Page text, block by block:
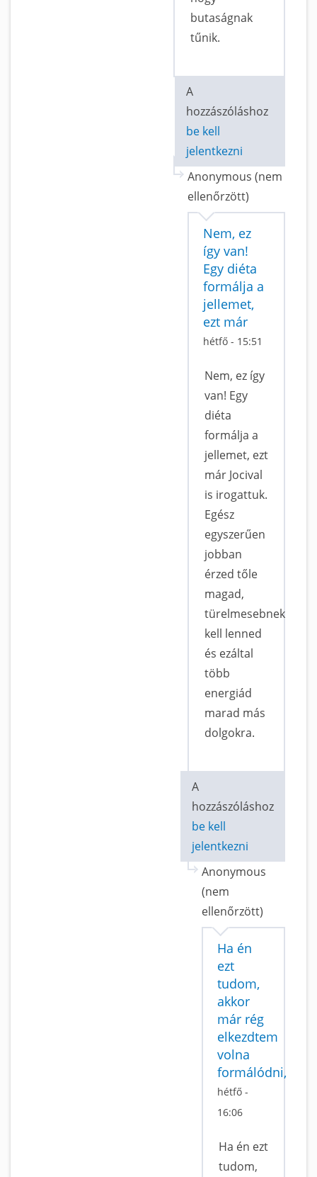
butaságnak
tűnik.
A
hozzászóláshoz
be kell
jelentkezni
Anonymous (nem
ellenőrzött)
Nem, ez
így van!
Egy diéta
formálja a
jellemet,
ezt már
hétfő - 15:51
Nem, ez így
van! Egy
diéta
formálja a
jellemet, ezt
már Jocival
is irogattuk.
Egész
egyszerűen
jobban
érzed tőle
magad,
türelmesebnek
kell lenned
és ezáltal
több
energiád
marad más
dolgokra.
A
hozzászóláshoz
be kell
jelentkezni
Anonymous
(nem
ellenőrzött)
Ha én
ezt
tudom,
akkor
már rég
elkezdtem
volna
formálódni,
hétfő -
16:06
Ha én ezt
tudom,